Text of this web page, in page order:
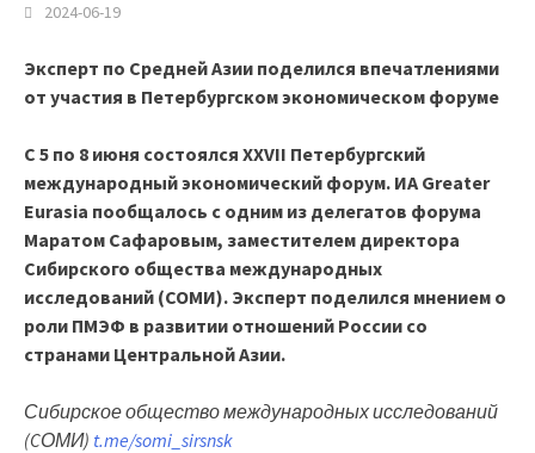
2024-06-19
Эксперт по Средней Азии поделился впечатлениями
от участия в Петербургском экономическом форуме
С 5 по 8 июня состоялся XXVII Петербургский
международный экономический форум. ИА Greater
Eurasia пообщалось с одним из делегатов форума
Маратом Сафаровым, заместителем директора
Сибирского общества международных
исследований (СОМИ). Эксперт поделился мнением о
роли ПМЭФ в развитии отношений России со
странами Центральной Азии.
Сибирское общество международных исследований
(CОМИ) t.me/somi_sirsnsk